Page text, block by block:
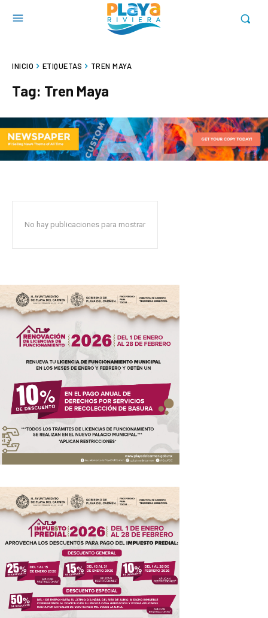
INICIO ETIQUETAS TREN MAYA
Tag: Tren Maya
No hay publicaciones para mostrar